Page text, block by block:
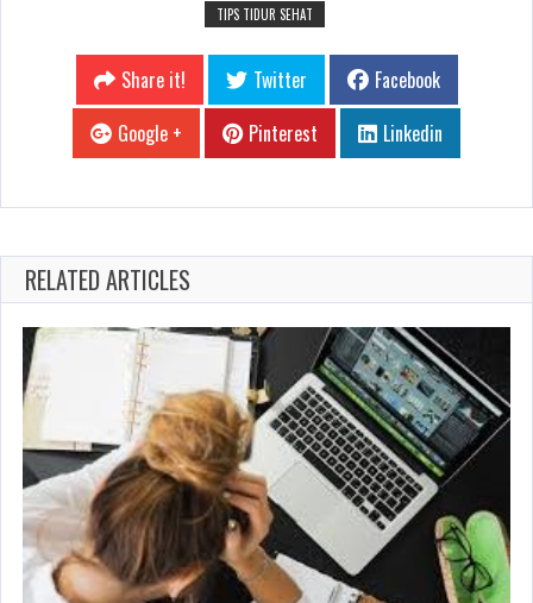
TIPS TIDUR SEHAT
Share it! Twitter
Facebook
Google +
Pinterest Linkedin
RELATED ARTICLES